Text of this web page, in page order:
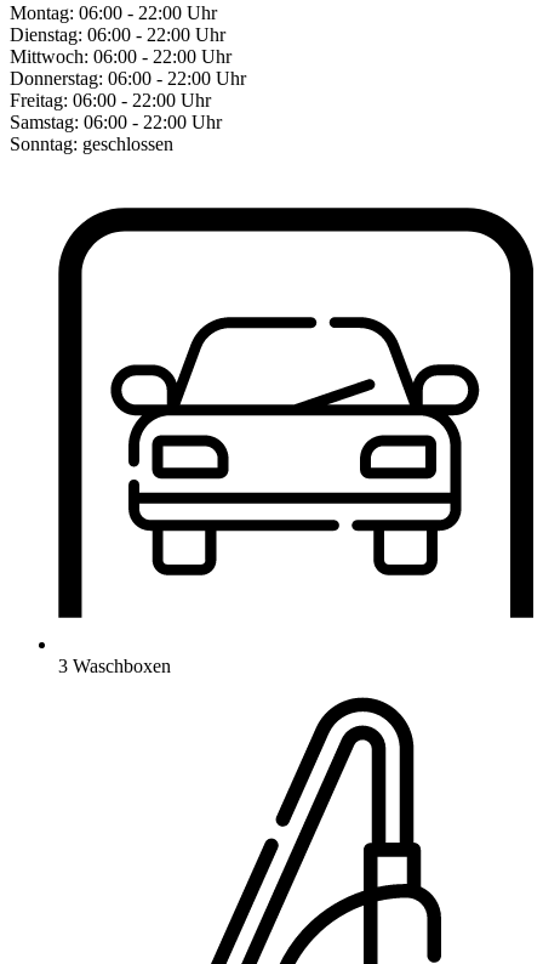
Montag: 06:00 - 22:00 Uhr
Dienstag: 06:00 - 22:00 Uhr
Mittwoch: 06:00 - 22:00 Uhr
Donnerstag: 06:00 - 22:00 Uhr
Freitag: 06:00 - 22:00 Uhr
Samstag: 06:00 - 22:00 Uhr
Sonntag: geschlossen
3 Waschboxen